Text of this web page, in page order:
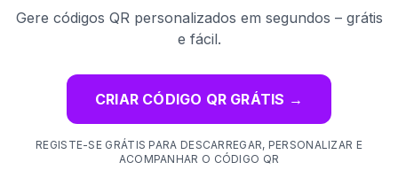
Gere códigos QR personalizados em segundos – grátis
e fácil.
CRIAR CÓDIGO QR GRÁTIS →
REGISTE-SE GRÁTIS PARA DESCARREGAR, PERSONALIZAR E
ACOMPANHAR O CÓDIGO QR